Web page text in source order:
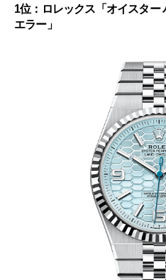
1位：ロレックス「オイスター
エラー」